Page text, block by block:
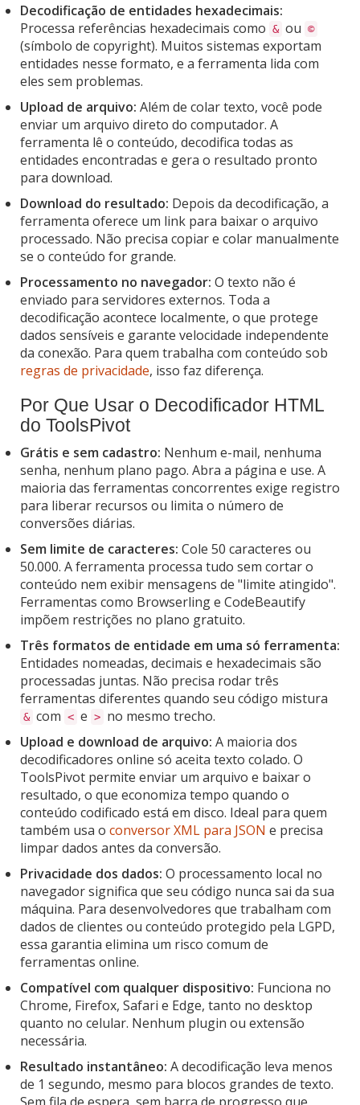
Decodificação de entidades hexadecimais:
Processa referências hexadecimais como & ou ©
(símbolo de copyright). Muitos sistemas exportam
entidades nesse formato, e a ferramenta lida com
eles sem problemas.
Upload de arquivo: Além de colar texto, você pode
enviar um arquivo direto do computador. A
ferramenta lê o conteúdo, decodifica todas as
entidades encontradas e gera o resultado pronto
para download.
Download do resultado: Depois da decodificação, a
ferramenta oferece um link para baixar o arquivo
processado. Não precisa copiar e colar manualmente
se o conteúdo for grande.
Processamento no navegador: O texto não é
enviado para servidores externos. Toda a
decodificação acontece localmente, o que protege
dados sensíveis e garante velocidade independente
da conexão. Para quem trabalha com conteúdo sob
regras de privacidade, isso faz diferença.
Por Que Usar o Decodificador HTML
do ToolsPivot
Grátis e sem cadastro: Nenhum e-mail, nenhuma
senha, nenhum plano pago. Abra a página e use. A
maioria das ferramentas concorrentes exige registro
para liberar recursos ou limita o número de
conversões diárias.
Sem limite de caracteres: Cole 50 caracteres ou
50.000. A ferramenta processa tudo sem cortar o
conteúdo nem exibir mensagens de "limite atingido".
Ferramentas como Browserling e CodeBeautify
impõem restrições no plano gratuito.
Três formatos de entidade em uma só ferramenta:
Entidades nomeadas, decimais e hexadecimais são
processadas juntas. Não precisa rodar três
ferramentas diferentes quando seu código mistura
& com < e > no mesmo trecho.
Upload e download de arquivo: A maioria dos
decodificadores online só aceita texto colado. O
ToolsPivot permite enviar um arquivo e baixar o
resultado, o que economiza tempo quando o
conteúdo codificado está em disco. Ideal para quem
também usa o conversor XML para JSON e precisa
limpar dados antes da conversão.
Privacidade dos dados: O processamento local no
navegador significa que seu código nunca sai da sua
máquina. Para desenvolvedores que trabalham com
dados de clientes ou conteúdo protegido pela LGPD,
essa garantia elimina um risco comum de
ferramentas online.
Compatível com qualquer dispositivo: Funciona no
Chrome, Firefox, Safari e Edge, tanto no desktop
quanto no celular. Nenhum plugin ou extensão
necessária.
Resultado instantâneo: A decodificação leva menos
de 1 segundo, mesmo para blocos grandes de texto.